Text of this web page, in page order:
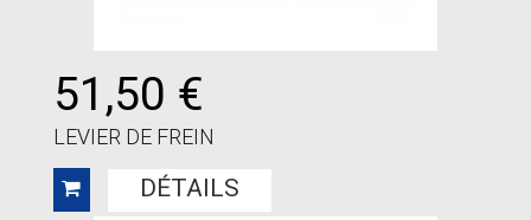
51,50 €
LEVIER DE FREIN
DÉTAILS